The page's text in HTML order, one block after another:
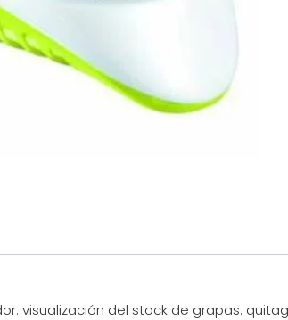
visualización del stock de grapas.